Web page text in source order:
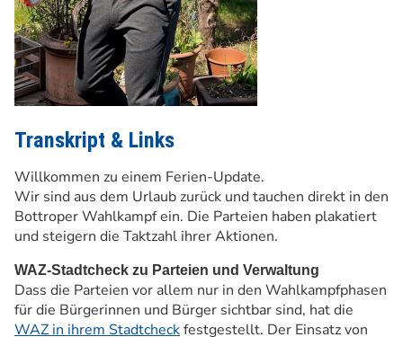
Transkript & Links
Willkommen zu einem Ferien-Update.
Wir sind aus dem Urlaub zurück und tauchen direkt in den
Bottroper Wahlkampf ein. Die Parteien haben plakatiert
und steigern die Taktzahl ihrer Aktionen.
WAZ-Stadtcheck zu Parteien und Verwaltung
Dass die Parteien vor allem nur in den Wahlkampfphasen
für die Bürgerinnen und Bürger sichtbar sind, hat die
WAZ in ihrem Stadtcheckfestgestellt. Der Einsatz von